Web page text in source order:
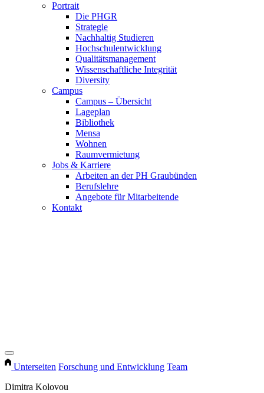
Portrait
Die PHGR
Strategie
Nachhaltig Studieren
Hochschulentwicklung
Qualitätsmanagement
Wissenschaftliche Integrität
Diversity
Campus
Campus – Übersicht
Lageplan
Bibliothek
Mensa
Wohnen
Raumvermietung
Jobs & Karriere
Arbeiten an der PH Graubünden
Berufslehre
Angebote für Mitarbeitende
Kontakt
Unterseiten Forschung und Entwicklung Team
Dimitra Kolovou